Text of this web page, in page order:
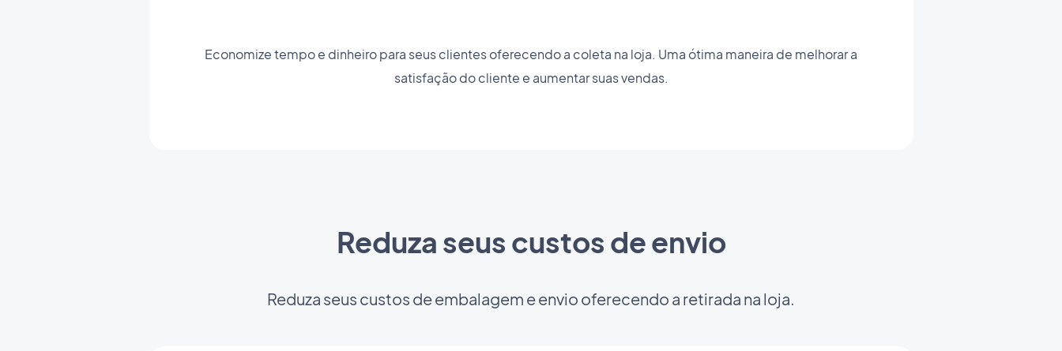
Economize tempo e dinheiro para seus clientes oferecendo a coleta na loja. Uma ótima maneira de melhorar a
satisfação do cliente e aumentar suas vendas.
Reduza seus custos de envio
Reduza seus custos de embalagem e envio oferecendo a retirada na loja.